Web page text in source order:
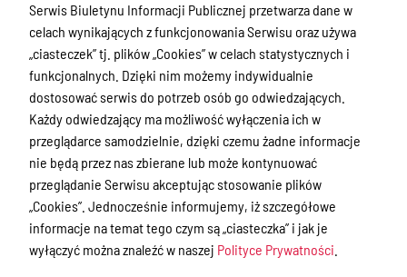
Tablica ogłoszeń
Dyżury Aptek w Powiecie Ostródzkim
Nieodpłatna Pomoc Prawna
Akty Prawne
Rejestry, ewidencje i archiwa
Organizacja działania samorządu
powiatowego
Organy Powiatu
Serwis Biuletynu Informacji Publicznej przetwarza dane w
celach wynikających z funkcjonowania Serwisu oraz używa
„ciasteczek” tj. plików „Cookies” w celach statystycznych i
funkcjonalnych. Dzięki nim możemy indywidualnie
dostosować serwis do potrzeb osób go odwiedzających.
Każdy odwiedzający ma możliwość wyłączenia ich w
przeglądarce samodzielnie, dzięki czemu żadne informacje
nie będą przez nas zbierane lub może kontynuować
przeglądanie Serwisu akceptując stosowanie plików
„Cookies”. Jednocześnie informujemy, iż szczegółowe
informacje na temat tego czym są „ciasteczka” i jak je
wyłączyć można znaleźć w naszej Polityce Prywatności